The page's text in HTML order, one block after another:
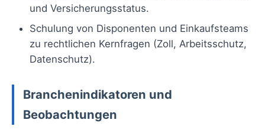
und Versicherungsstatus.
Schulung von Disponenten und Einkaufsteams
zu rechtlichen Kernfragen (Zoll, Arbeitsschutz,
Datenschutz).
Branchenindikatoren und
Beobachtungen